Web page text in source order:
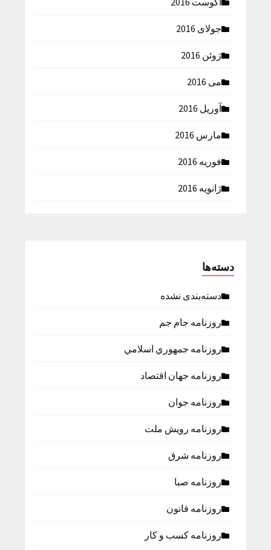
جولای 2016
ژوئن 2016
می 2016
آوریل 2016
مارس 2016
فوریه 2016
ژانویه 2016
دسته‌ها
دسته‌بندی نشده
روزنامه جام جم
روزنامه جمهوري اسلامي
روزنامه جهان اقتصاد
روزنامه جوان
روزنامه رویش ملت
روزنامه شرق
روزنامه صبا
روزنامه قانون
روزنامه كسب و كار